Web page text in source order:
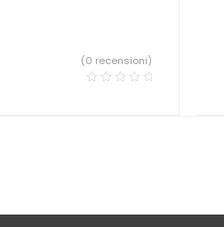
(0 recensioni)